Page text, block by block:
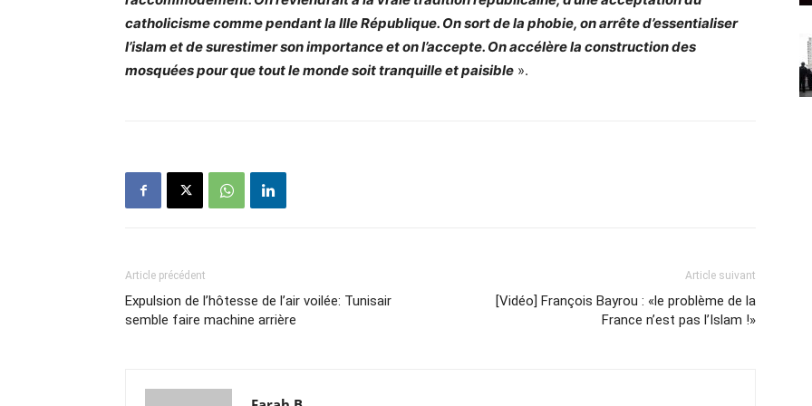
catholicisme comme pendant la IIIe République. On sort de la phobie, on arrête d’essentialiser
l’islam et de surestimer son importance et on l’accepte. On accélère la construction des
mosquées pour que tout le monde soit tranquille et paisible ».
Article précédent
Expulsion de l’hôtesse de l’air voilée: Tunisair
semble faire machine arrière
Article suivant
[Vidéo] François Bayrou : «le problème de la
France n’est pas l’Islam !»